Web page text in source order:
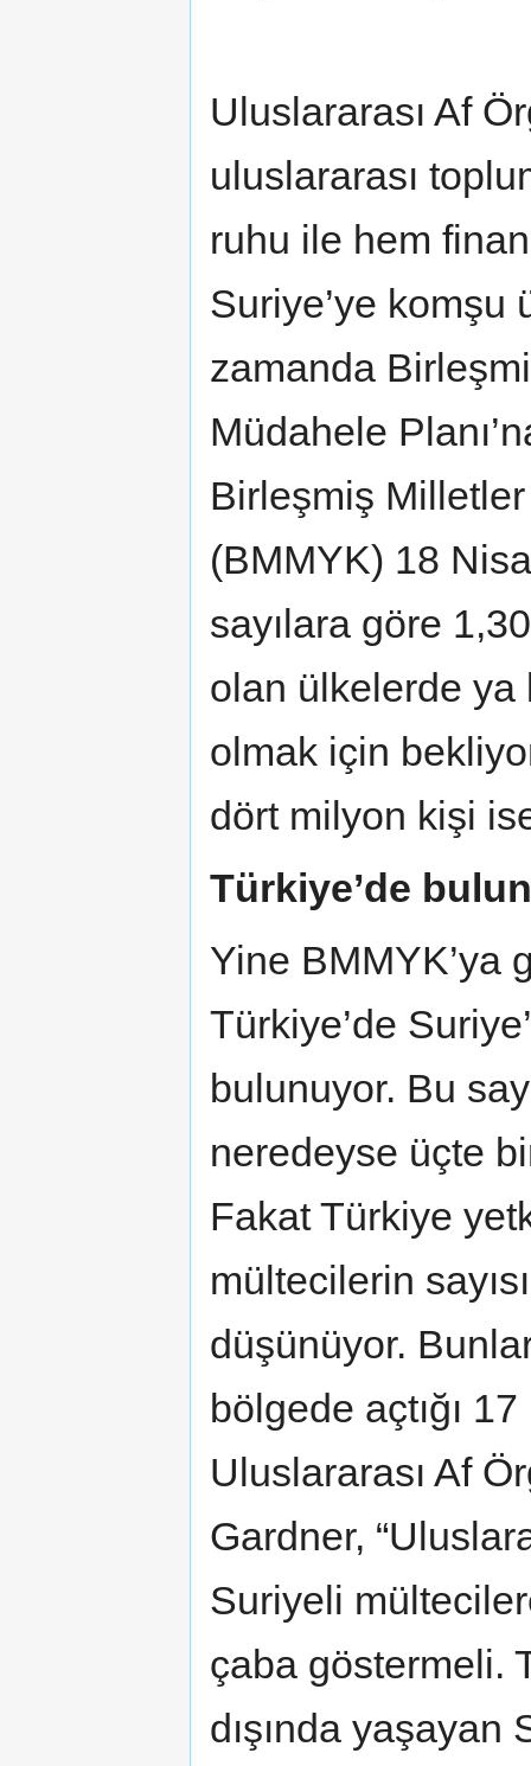
Uluslararası Af
uluslararası
ruhu ile hem
Suriye’ye komşu
zamanda
Müdahele
Birleşmiş
(BMMYK) 18
sayılara göre
olan ülkelerde ya
olmak için
dört milyon kişi
Türkiye’de
Yine BMMYK’ya
Türkiye’de
bulunuyor. Bu
neredeyse üçte
Fakat Türkiye
mültecilerin
düşünüyor.
bölgede açtığı
Uluslararası Af
Gardner,
Suriyeli
çaba göstermeli.
dışında